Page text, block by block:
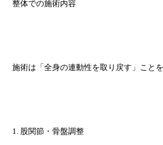
整体での施術内容
施術は「全身の連動性を取り戻す」こと
1. 股関節・骨盤調整